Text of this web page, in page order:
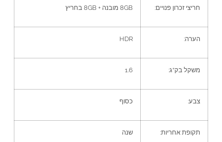
חריצי זכרון פנויים:
8GB מובנה + 8GB בחריץ
הערה:
HDR
משקל בק“ג:
1.6
צבע: כסוף
תקופת אחריות: שנה